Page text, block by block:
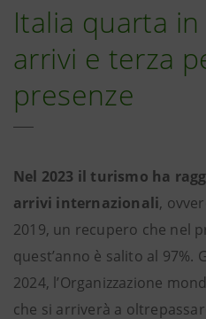
Italia quarta
arrivi e terza
presenze
Nel 2023 il turismo ha
arrivi internazionali,
2019, un recupero che nel
quest’anno è salito al 97%.
2024, l’Organizzazione
che si arriverà a